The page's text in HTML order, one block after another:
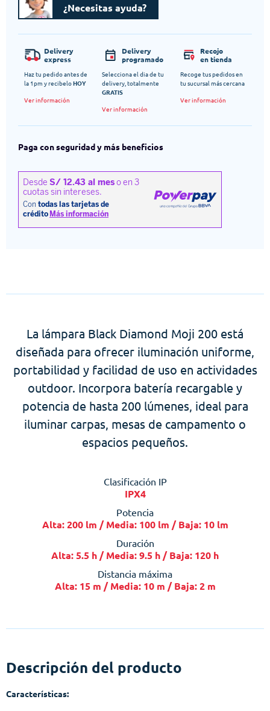
¿Necesitas ayuda?
Delivery
express
Haz tu pedido antes de
la 1pm y recibeloHOY
Ver información
Delivery
programado
Selecciona el dia de tu
delivery, totalmente
GRATIS
Ver información
Recojo
en tienda
Recoge tus pedidos en
tu sucursal más cercana
Ver información
Paga con seguridad y más beneficios
La lámpara Black Diamond Moji 200 está
diseñada para ofrecer iluminación uniforme,
portabilidad y facilidad de uso en actividades
outdoor. Incorpora batería recargable y
potencia de hasta 200 lúmenes, ideal para
iluminar carpas, mesas de campamento o
espacios pequeños.
Clasificación IP
IPX4
Potencia
Alta: 200 lm / Media: 100 lm / Baja: 10 lm
Duración
Alta: 5.5 h / Media: 9.5 h / Baja: 120 h
Distancia máxima
Alta: 15 m / Media: 10 m / Baja: 2 m
Descripción del producto
Características: